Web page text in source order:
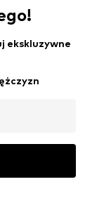
ekskluzywne